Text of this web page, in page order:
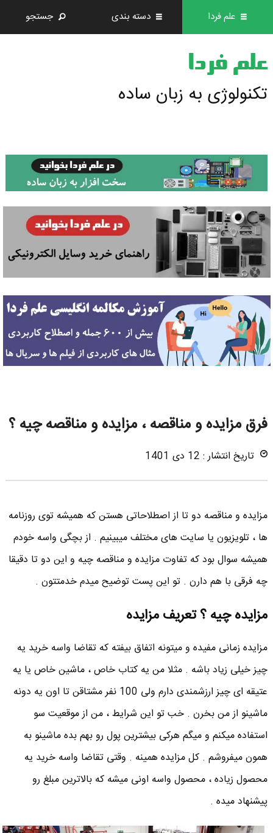
علم فردا دسته بندی جستجو
علم فردا
تکنولوژی به زبان ساده
فرق مزایده و مناقصه ، مزایده و مناقصه چیه ؟
تاریخ انتشار : 12 دی 1401
مزایده و مناقصه دو تا از اصطلاحاتی هستن که همیشه توی روزنامه
ها ، تلویزیون یا سایت های مختلف میبینیم . از بچگی واسه خودم
همیشه سوال بود که تفاوت مزایده و مناقصه چیه و این دو تا دقیقا
چه فرقی با هم دارن . تو این پست توضیح میدم خدمتتون .
مزایده چیه ؟ تعریف مزایده
مزایده زمانی مفیده و میتونه اتفاق بیفته که تقاضا واسه خرید یه
چیز خیلی زیاد باشه . مثلا من یه کتاب خاص ، ماشین خاص یا یه
عتیقه ای چیز ارزشمندی دارم ولی 100 نفر مشتاقن تا اون یه دونه
ماشینو از من بخرن . خب تو این شرایط ، من از موقعیت سو
استفاده میکنم و میگم هرکی بیشترین پول رو بهم بده ماشینو به
همون میفروشم . کل مزایده همینه . وقتی تقاضا واسه خرید یه
محصول زیاده ، محصول واسه اونی میشه که بالاترین مبلغ رو
پیشنهاد میده .